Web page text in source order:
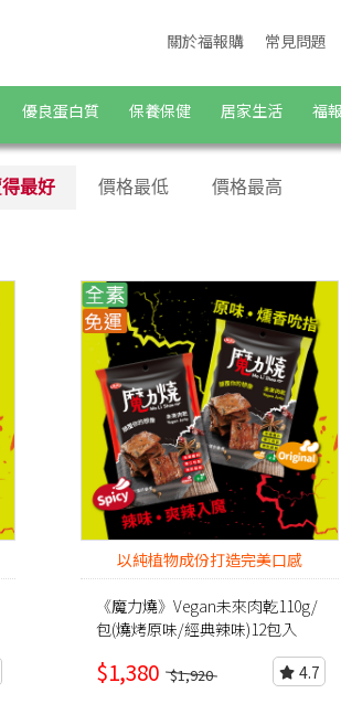
關於福報購 常見問題
優良蛋白質 保養保健 居家生活 福
得最好 價格最低 價格最高
以純植物成份打造完美口感
《魔力燒》Vegan未來肉乾110g/
包(燒烤原味/經典辣味)12包入
$1,380 $1,920 4.7